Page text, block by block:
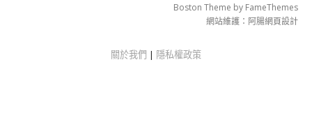
Boston Theme by FameThemes
網站維護： 阿腸網頁設計
關於我們 | 隱私權政策